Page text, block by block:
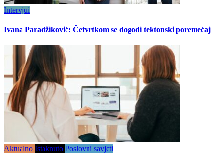
Intervjui
Ivana Paradžiković: Četvrtkom se dogodi tektonski poremećaj
Aktualno Istaknuto Poslovni savjeti